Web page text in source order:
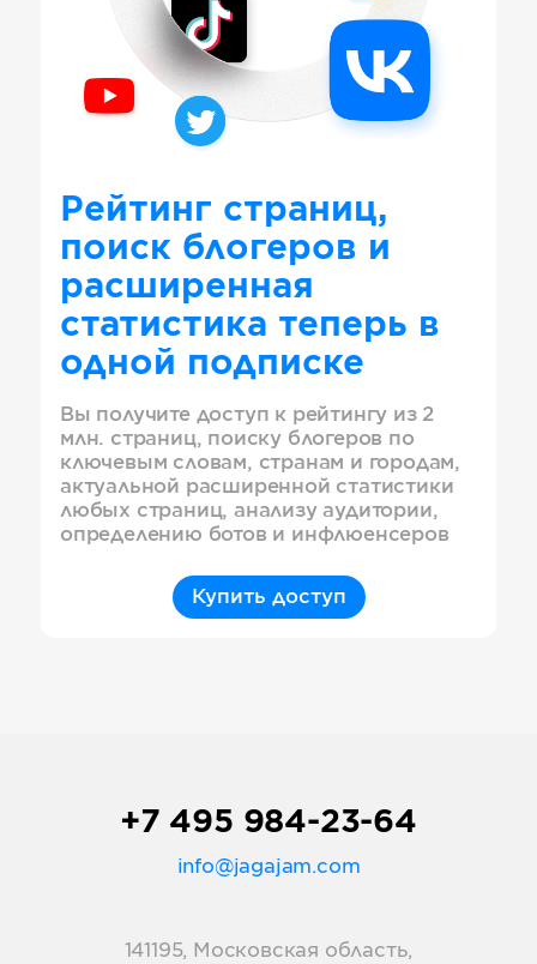
Рейтинг страниц,
поиск блогеров и
расширенная
статистика теперь в
одной подписке
Вы получите доступ к рейтингу из 2
млн. страниц, поиску блогеров по
ключевым словам, странам и городам,
актуальной расширенной статистики
любых страниц, анализу аудитории,
определению ботов и инфлюенсеров
Купить доступ
+7 495 984-23-64
info@jagajam.com
141195, Московская область,